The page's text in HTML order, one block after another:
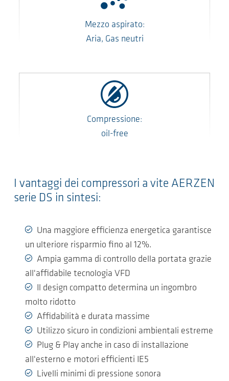
Mezzo aspirato:
Aria, Gas neutri
Compressione:
oil-free
I vantaggi dei compressori a vite AERZEN
serie DS in sintesi:
Una maggiore efficienza energetica garantisce
un ulteriore risparmio fino al 12%.
Ampia gamma di controllo della portata grazie
all'affidabile tecnologia VFD
Il design compatto determina un ingombro
molto ridotto
Affidabilità e durata massime
Utilizzo sicuro in condizioni ambientali estreme
Plug & Play anche in caso di installazione
all'esterno e motori efficienti IE5
Livelli minimi di pressione sonora